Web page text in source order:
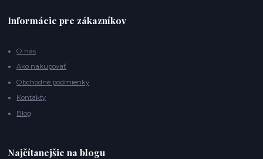
Informácie pre zákazníkov
O nás
Ako nakupovať
Obchodné podmienky
Kontakty
Blog
Najčítanejšie na blogu